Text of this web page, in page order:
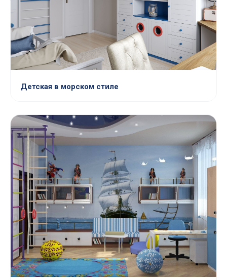
Детская в морском стиле